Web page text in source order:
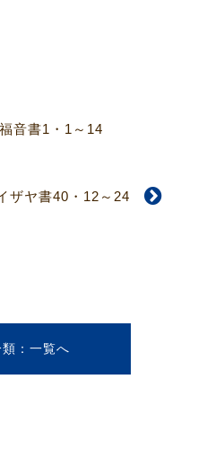
音書1・1～14
ザヤ書40・12～24